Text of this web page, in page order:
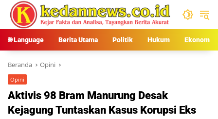
Langsung
konten
🌐 Language Berita Utama Politik Hukum Ekonomi
Beranda Opini
Opini
Aktivis 98 Bram Manurung Desak
Kejagung Tuntaskan Kasus Korupsi Eks